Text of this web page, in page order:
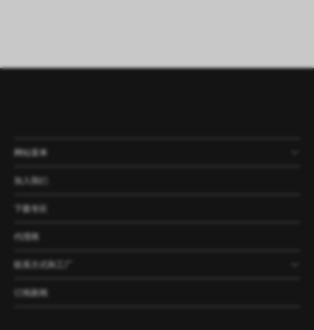
网站菜单
产品
公司
资讯
案例
加入我们
下载专区
代理商
联系方式和工厂
订阅新闻